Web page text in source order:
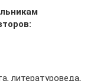
литературоведа,